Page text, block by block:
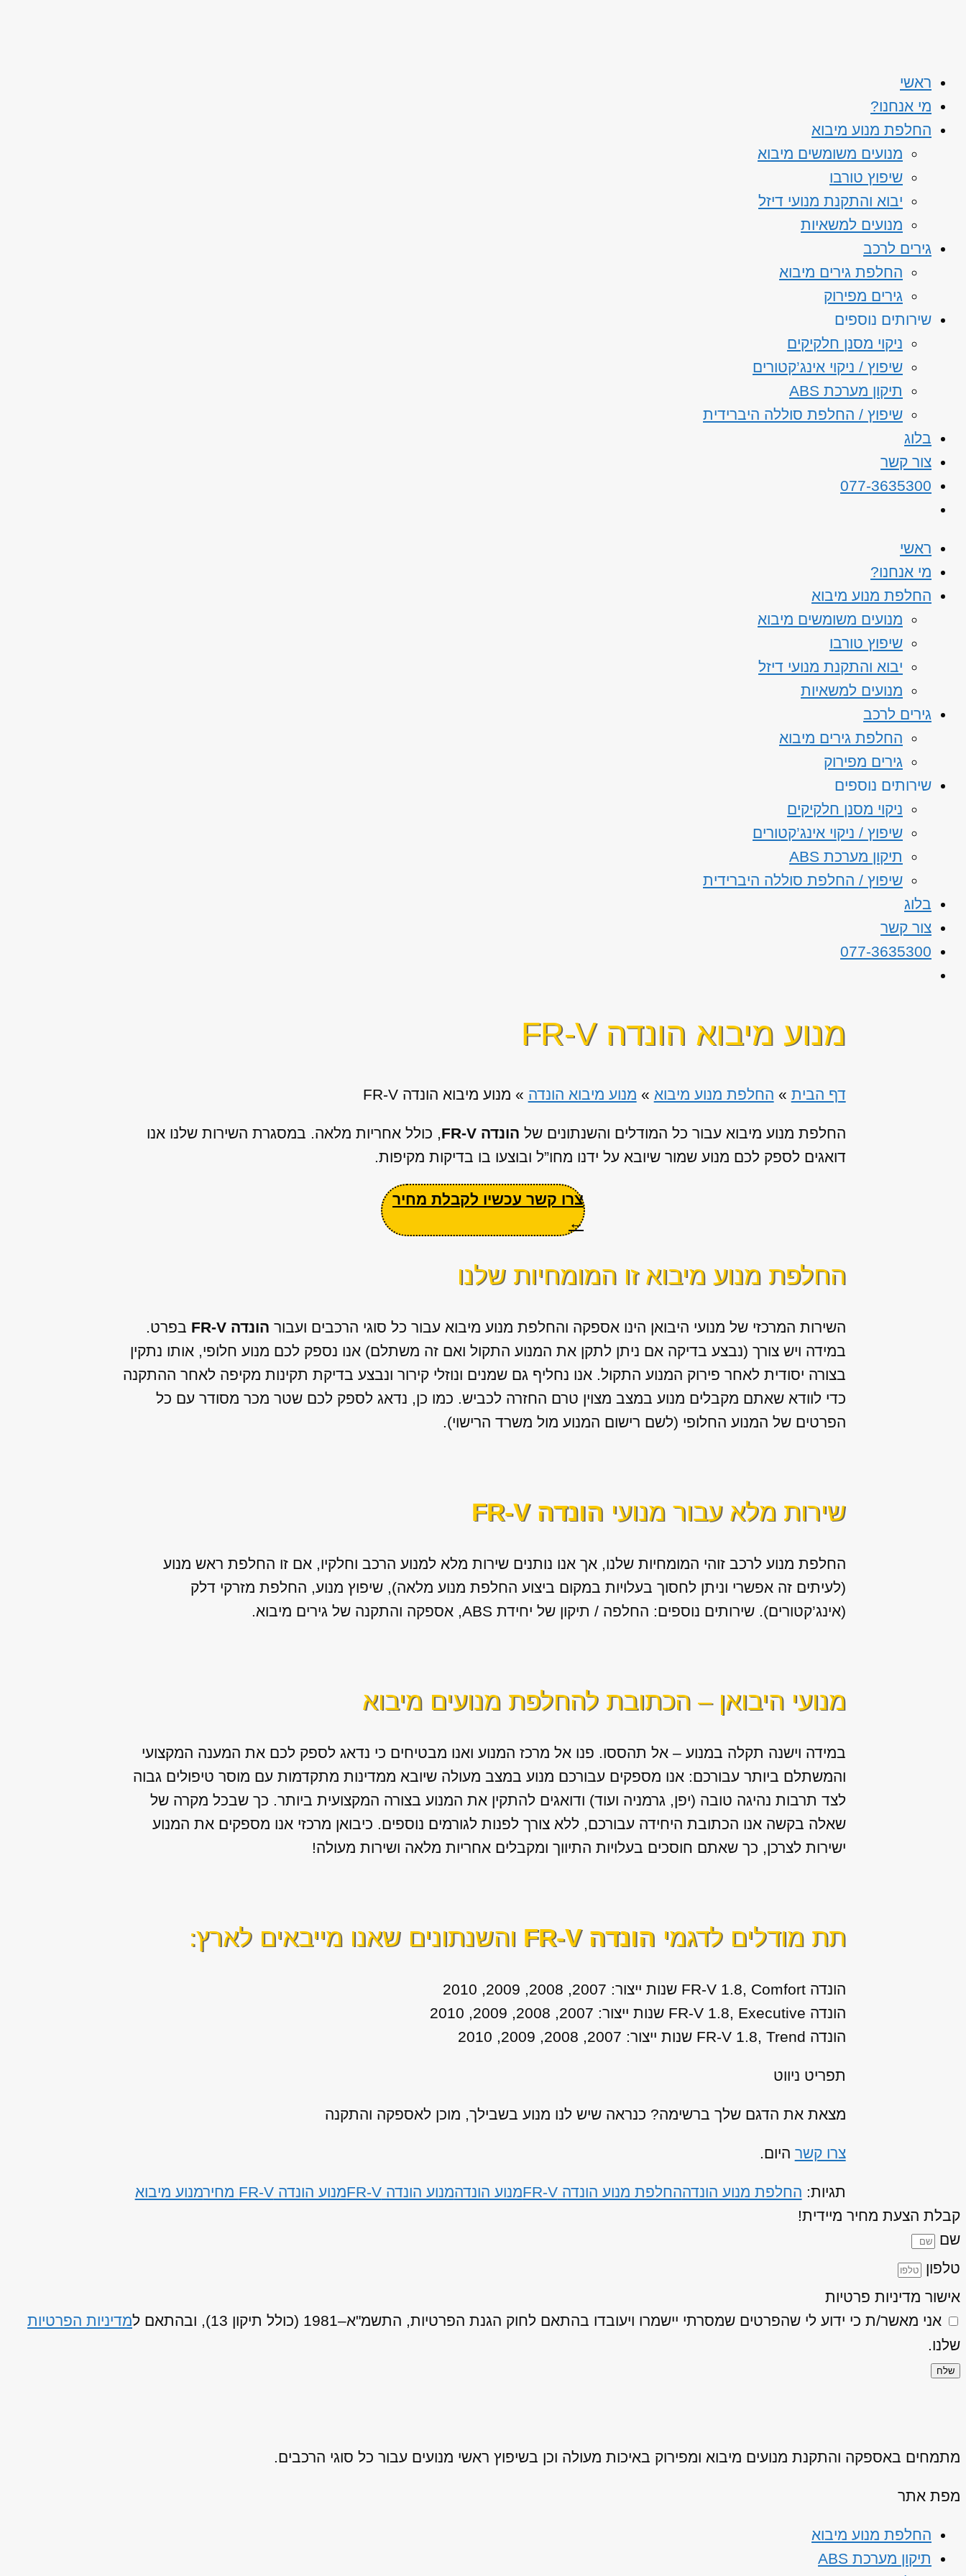
ראשי
מי אנחנו?
החלפת מנוע מיבוא
מנועים משומשים מיבוא
שיפוץ טורבו
יבוא והתקנת מנועי דיזל
מנועים למשאיות
גירים לרכב
החלפת גירים מיבוא
גירים מפירוק
שירותים נוספים
ניקוי מסנן חלקיקים
שיפוץ / ניקוי אינג’קטורים
תיקון מערכת ABS
שיפוץ / החלפת סוללה היברידית
בלוג
צור קשר
077-3635300
ראשי
מי אנחנו?
החלפת מנוע מיבוא
מנועים משומשים מיבוא
שיפוץ טורבו
יבוא והתקנת מנועי דיזל
מנועים למשאיות
גירים לרכב
החלפת גירים מיבוא
גירים מפירוק
שירותים נוספים
ניקוי מסנן חלקיקים
שיפוץ / ניקוי אינג’קטורים
תיקון מערכת ABS
שיפוץ / החלפת סוללה היברידית
בלוג
צור קשר
077-3635300
מנוע מיבוא הונדה FR-V
דף הבית » החלפת מנוע מיבוא » מנוע מיבוא הונדה » מנוע מיבוא הונדה FR-V
החלפת מנוע מיבוא עבור כל המודלים והשנתונים של הונדה FR-V
, כולל אחריות מלאה. במסגרת השירות שלנו אנו
דואגים לספק לכם מנוע שמור שיובא על ידנו מחו”ל ובוצעו בו בדיקות מקיפות.
צרו קשר עכשיו לקבלת מחיר
←
החלפת מנוע מיבוא זו המומחיות שלנו
השירות המרכזי של מנועי היבואן הינו אספקה והחלפת מנוע מיבוא עבור כל סוגי הרכבים ועבור הונדה FR-V
בפרט.
במידה ויש צורך (נבצע בדיקה אם ניתן לתקן את המנוע התקול ואם זה משתלם) אנו נספק לכם מנוע חלופי, אותו נתקין
בצורה יסודית לאחר פירוק המנוע התקול. אנו נחליף גם שמנים ונוזלי קירור ונבצע בדיקת תקינות מקיפה לאחר ההתקנה
כדי לוודא שאתם מקבלים מנוע במצב מצוין טרם החזרה לכביש. כמו כן, נדאג לספק לכם שטר מכר מסודר עם כל
הפרטים של המנוע החלופי (לשם רישום המנוע מול משרד הרישוי).
שירות מלא עבור מנועי הונדה FR-V
החלפת מנוע לרכב זוהי המומחיות שלנו, אך אנו נותנים שירות מלא למנוע הרכב וחלקיו, אם זו החלפת ראש מנוע
(לעיתים זה אפשרי וניתן לחסוך בעלויות במקום ביצוע החלפת מנוע מלאה), שיפוץ מנוע, החלפת מזרקי דלק
(אינג’קטורים). שירותים נוספים: החלפה / תיקון של יחידת ABS, אספקה והתקנה של גירים מיבוא.
מנועי היבואן – הכתובת להחלפת מנועים מיבוא
במידה וישנה תקלה במנוע – אל תהססו. פנו אל מרכז המנוע ואנו מבטיחים כי נדאג לספק לכם את המענה המקצועי
והמשתלם ביותר עבורכם: אנו מספקים עבורכם מנוע במצב מעולה שיובא ממדינות מתקדמות עם מוסר טיפולים גבוה
לצד תרבות נהיגה טובה (יפן, גרמניה ועוד) ודואגים להתקין את המנוע בצורה המקצועית ביותר. כך שבכל מקרה של
שאלה בקשה אנו הכתובת היחידה עבורכם, ללא צורך לפנות לגורמים נוספים. כיבואן מרכזי אנו מספקים את המנוע
ישירות לצרכן, כך שאתם חוסכים בעלויות התיווך ומקבלים אחריות מלאה ושירות מעולה!
תת מודלים לדגמי הונדה FR-V והשנתונים שאנו מייבאים לארץ:
הונדה FR-V 1.8, Comfort שנות ייצור: 2007, 2008, 2009, 2010
הונדה FR-V 1.8, Executive שנות ייצור: 2007, 2008, 2009, 2010
הונדה FR-V 1.8, Trend שנות ייצור: 2007, 2008, 2009, 2010
תפריט ניווט
מצאת את הדגם שלך ברשימה? כנראה שיש לנו מנוע בשבילך, מוכן לאספקה והתקנה
צרו קשר היום.
תגיות: החלפת מנוע הונדההחלפת מנוע הונדה FR-V מנוע הונדהמנוע הונדה FR-V מנוע הונדה FR-V מחיר
מנוע מיבוא
קבלת הצעת מחיר מיידית!
שם
טלפון
אישור מדיניות פרטיות
אני מאשר/ת כי ידוע לי שהפרטים שמסרתי יישמרו ויעובדו בהתאם לחוק הגנת הפרטיות, התשמ"א–1981 (כולל תיקון 13), ובהתאם ל
מדיניות הפרטיות
שלנו.
שלח
מתמחים באספקה והתקנת מנועים מיבוא ומפירוק באיכות מעולה וכן בשיפוץ ראשי מנועים עבור כל סוגי הרכבים.
מפת אתר
החלפת מנוע מיבוא
תיקון מערכת ABS